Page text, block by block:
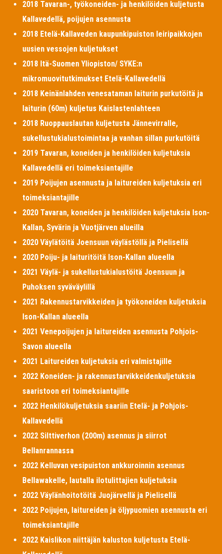
2018 Tavaran-, työkoneiden- ja henkilöiden kuljetusta
Kallavedellä, poijujen asennusta
2018 Etelä-Kallaveden kaupunkipuiston leiripaikkojen
uusien vessojen kuljetukset
2018 Itä-Suomen Yliopiston/ SYKE:n
mikromuovitutkimukset Etelä-Kallavedellä
2018 Keinänlahden venesataman laiturin purkutöitä ja
laiturin (60m) kuljetus Kaislastenlahteen
2018 Ruoppauslautan kuljetusta Jännevirralle,
sukellustukialustoimintaa ja vanhan sillan purkutöitä
2019 Tavaran, koneiden ja henkilöiden kuljetuksia
Kallavedellä eri toimeksiantajille
2019 Poijujen asennusta ja laitureiden kuljetuksia eri
toimeksiantajille
2020 Tavaran, koneiden ja henkilöiden kuljetuksia Ison-
Kallan, Syvärin ja Vuotjärven alueilla
2020 Väylätöitä Joensuun väylästöllä ja Pielisellä
2020 Poiju- ja laituritöitä Ison-Kallan alueella
2021 Väylä- ja sukellustukialustöitä Joensuun ja
Puhoksen syväväylillä
2021 Rakennustarvikkeiden ja työkoneiden kuljetuksia
Ison-Kallan alueella
2021 Venepoijujen ja laitureiden asennusta Pohjois-
Savon alueella
2021 Laitureiden kuljetuksia eri valmistajille
2022 Koneiden- ja rakennustarvikkeidenkuljetuksia
saaristoon eri toimeksiantajille
2022 Henkilökuljetuksia saariin Etelä- ja Pohjois-
Kallavedellä
2022 Silttiverhon (200m) asennus ja siirrot
Bellanrannassa
2022 Kelluvan vesipuiston ankkuroinnin asennus
Bellawakelle, lautalla ilotulittajien kuljetuksia
2022 Väylänhoitotöitä Juojärvellä ja Pielisellä
2022 Poijujen, laitureiden ja öljypuomien asennusta eri
toimeksiantajille
2022 Kaislikon niittäjän kaluston kuljetusta Etelä-